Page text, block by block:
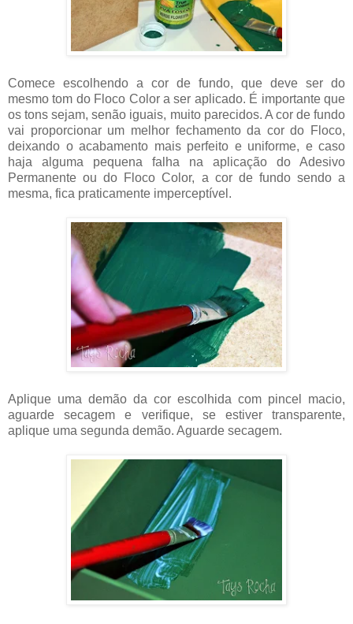
Comece escolhendo a cor de fundo, que deve ser do
mesmo tom do Floco Color a ser aplicado. É importante que
os tons sejam, senão iguais, muito parecidos. A cor de fundo
vai proporcionar um melhor fechamento da cor do Floco,
deixando o acabamento mais perfeito e uniforme, e caso
haja alguma pequena falha na aplicação do Adesivo
Permanente ou do Floco Color, a cor de fundo sendo a
mesma, fica praticamente imperceptível.
Aplique uma demão da cor escolhida com pincel macio,
aguarde secagem e verifique, se estiver transparente,
aplique uma segunda demão. Aguarde secagem.